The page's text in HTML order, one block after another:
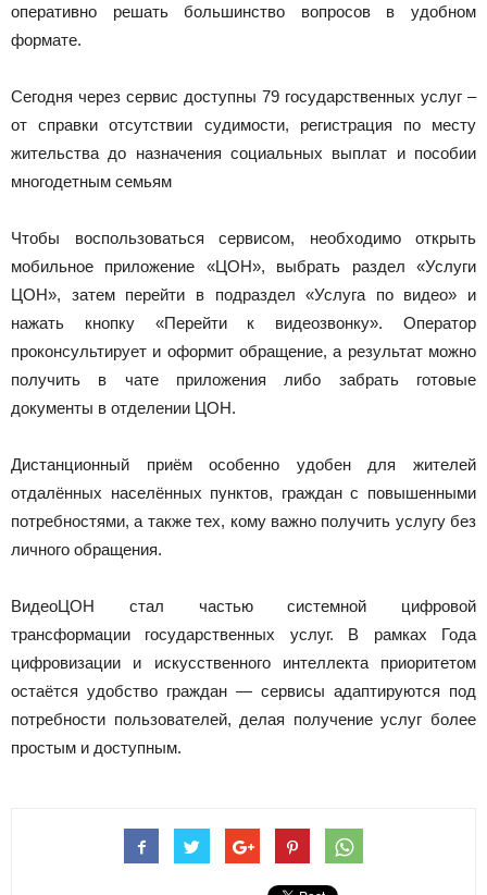
оперативно решать большинство вопросов в удобном
формате.
Сегодня через сервис доступны 79 государственных услуг –
от справки отсутствии судимости, регистрация по месту
жительства до назначения социальных выплат и пособии
многодетным семьям
Чтобы воспользоваться сервисом, необходимо открыть
мобильное приложение «ЦОН», выбрать раздел «Услуги
ЦОН», затем перейти в подраздел «Услуга по видео» и
нажать кнопку «Перейти к видеозвонку». Оператор
проконсультирует и оформит обращение, а результат можно
получить в чате приложения либо забрать готовые
документы в отделении ЦОН.
Дистанционный приём особенно удобен для жителей
отдалённых населённых пунктов, граждан с повышенными
потребностями, а также тех, кому важно получить услугу без
личного обращения.
ВидеоЦОН стал частью системной цифровой
трансформации государственных услуг. В рамках Года
цифровизации и искусственного интеллекта приоритетом
остаётся удобство граждан — сервисы адаптируются под
потребности пользователей, делая получение услуг более
простым и доступным.